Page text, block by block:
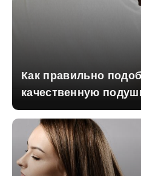
Как правильно
качественную